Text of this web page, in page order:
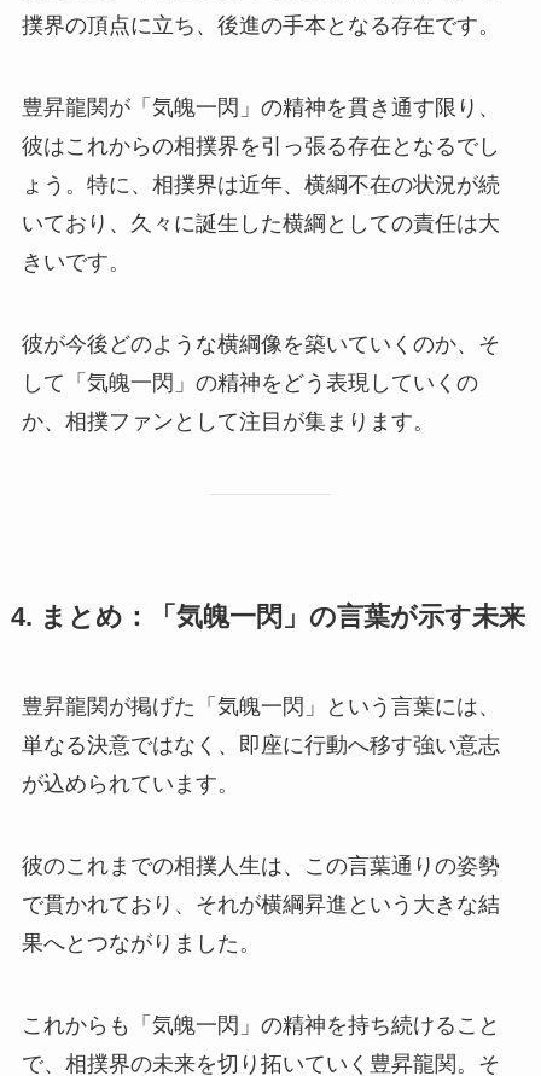
撲界の頂点に立ち、後進の手本となる存在です。
豊昇龍関が「気魄一閃」の精神を貫き通す限り、
彼はこれからの相撲界を引っ張る存在となるでし
ょう。特に、相撲界は近年、横綱不在の状況が続
いており、久々に誕生した横綱としての責任は大
きいです。
彼が今後どのような横綱像を築いていくのか、そ
して「気魄一閃」の精神をどう表現していくの
か、相撲ファンとして注目が集まります。
4. まとめ：「気魄一閃」の言葉が示す未来
豊昇龍関が掲げた「気魄一閃」という言葉には、
単なる決意ではなく、即座に行動へ移す強い意志
が込められています。
彼のこれまでの相撲人生は、この言葉通りの姿勢
で貫かれており、それが横綱昇進という大きな結
果へとつながりました。
これからも「気魄一閃」の精神を持ち続けること
で、相撲界の未来を切り拓いていく豊昇龍関。そ